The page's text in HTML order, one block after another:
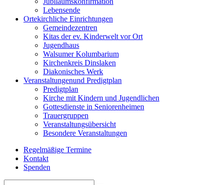
Lebensende
Ortekirchliche Einrichtungen
Gemeindezentren
Kitas der ev. Kinderwelt vor Ort
Jugendhaus
Walsumer Kolumbarium
Kirchenkreis Dinslaken
Diakonisches Werk
Veranstaltungenund Predigtplan
Predigtplan
Kirche mit Kindern und Jugendlichen
Gottesdienste in Seniorenheimen
Trauergruppen
Veranstaltungsübersicht
Besondere Veranstaltungen
Regelmäßige Termine
Kontakt
Spenden